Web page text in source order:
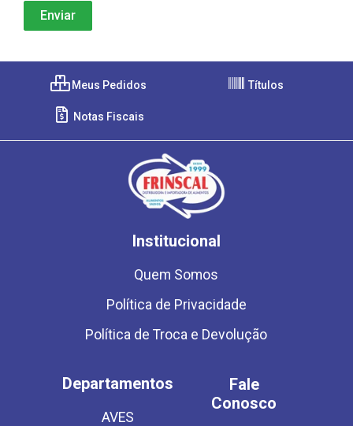
Meus Pedidos Títulos
Notas Fiscais
Institucional
Quem Somos
Política de Privacidade
Política de Troca e Devolução
Departamentos
AVES
Fale
Conosco